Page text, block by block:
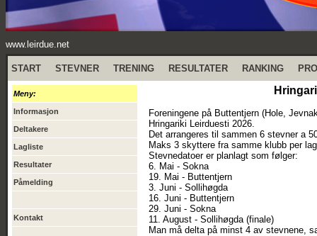
www.leirdue.net
START STEVNER TRENING RESULTATER RANKING
Meny:
Informasjon
Deltakere
Lagliste
Resultater
Påmelding
Kontakt
Foreningene på Buttentjern (Hole,
Hringariki Leirduesti 2026.
Det arrangeres til sammen 6 stevner a
Maks 3 skyttere fra samme klubb per
Stevnedatoer er planlagt som følger:
6. Mai - Sokna
19. Mai - Buttentjern
3. Juni - Sollihøgda
16. Juni - Buttentjern
29. Juni - Sokna
11. August - Sollihøgda (finale)
Man må delta på minst 4 av stevnene,